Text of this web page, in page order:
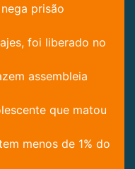
prisão
foi liberado no
assembleia
que matou
menos de 1% do